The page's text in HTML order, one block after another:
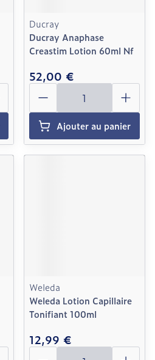
Ducray
Ducray Anaphase
Creastim Lotion 60ml Nf
52,00 €
Quantité
Ajouter au panier
Weleda
Weleda Lotion Capillaire
Tonifiant 100ml
12,99 €
Quantité